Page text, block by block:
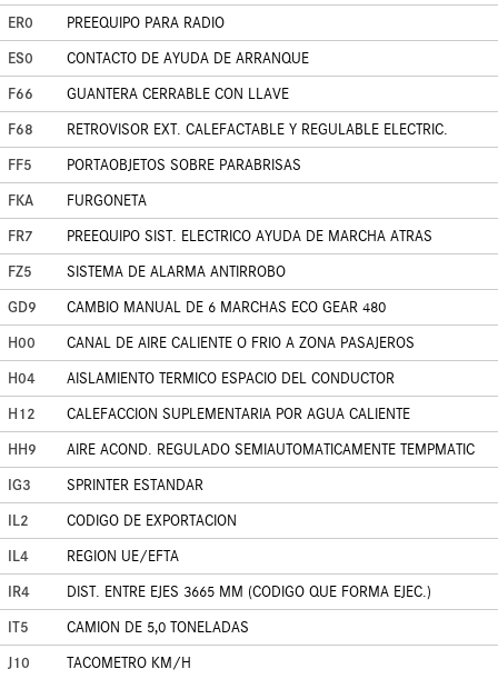
ER0
PREEQUIPO PARA RADIO
ES0
CONTACTO DE AYUDA DE ARRANQUE
F66
GUANTERA CERRABLE CON LLAVE
F68
RETROVISOR EXT. CALEFACTABLE Y REGULABLE ELECTRIC.
FF5
PORTAOBJETOS SOBRE PARABRISAS
FKA
FURGONETA
FR7
PREEQUIPO SIST. ELECTRICO AYUDA DE MARCHA ATRAS
FZ5
SISTEMA DE ALARMA ANTIRROBO
GD9
CAMBIO MANUAL DE 6 MARCHAS ECO GEAR 480
H00
CANAL DE AIRE CALIENTE O FRIO A ZONA PASAJEROS
H04
AISLAMIENTO TERMICO ESPACIO DEL CONDUCTOR
H12
CALEFACCION SUPLEMENTARIA POR AGUA CALIENTE
HH9
AIRE ACOND. REGULADO SEMIAUTOMATICAMENTE TEMPMATIC
IG3
SPRINTER ESTANDAR
IL2
CODIGO DE EXPORTACION
IL4
REGION UE/EFTA
IR4
DIST. ENTRE EJES 3665 MM (CODIGO QUE FORMA EJEC.)
IT5
CAMION DE 5,0 TONELADAS
J10
TACOMETRO KM/H